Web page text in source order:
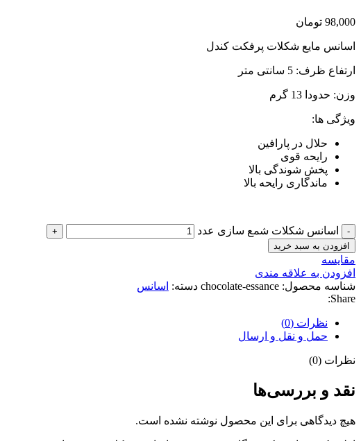
98,000 تومان
اسانس مایع شکلات پرفکت کندل
ارتفاع ظرف: 5 سانتی متر
وزن: حدودا 13 گرم
ویژگی ها:
حلال در پارافین
رایحه قوی
پخش شوندگی بالا
ماندگاری رایحه بالا
اسانس شکلات شمع سازی عدد
افزودن به سبد خرید
مقايسه
افزودن به علاقه مندی
شناسه محصول: chocolate-essance دسته: اسانس
Share:
نظرات (0)
حمل و نقل و ارسال
نظرات (0)
نقد و بررسی‌ها
هیچ دیدگاهی برای این محصول نوشته نشده است.